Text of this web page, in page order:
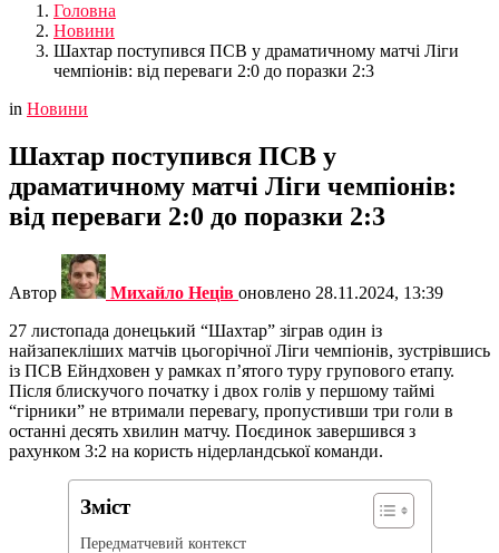
Головна
Новини
Шахтар поступився ПСВ у драматичному матчі Ліги
чемпіонів: від переваги 2:0 до поразки 2:3
in Новини
Шахтар поступився ПСВ у
драматичному матчі Ліги чемпіонів:
від переваги 2:0 до поразки 2:3
Автор Михайло Неців оновлено 28.11.2024, 13:39
27 листопада донецький “Шахтар” зіграв один із
найзапекліших матчів цьогорічної Ліги чемпіонів, зустрівшись
із ПСВ Ейндховен у рамках п’ятого туру групового етапу.
Після блискучого початку і двох голів у першому таймі
“гірники” не втримали перевагу, пропустивши три голи в
останні десять хвилин матчу. Поєдинок завершився з
рахунком 3:2 на користь нідерландської команди.
Зміст
Передматчевий контекст